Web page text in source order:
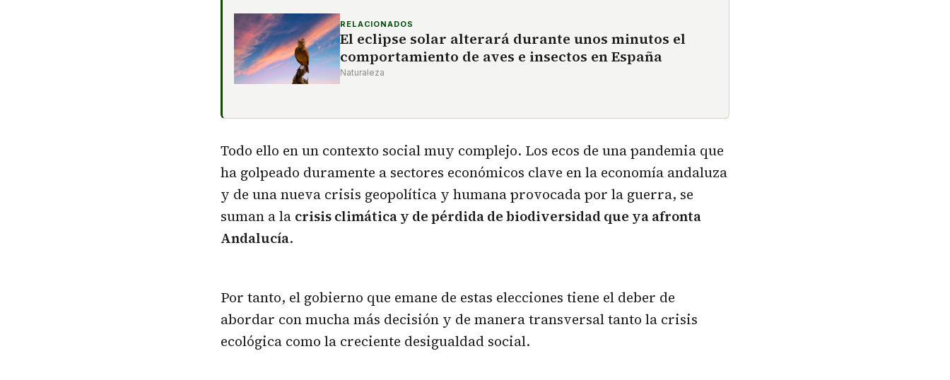
RELACIONADOS
El eclipse solar alterará durante unos minutos el
comportamiento de aves e insectos en España
Naturaleza
Todo ello en un contexto social muy complejo. Los ecos de una pandemia que
ha golpeado duramente a sectores económicos clave en la economía andaluza
y de una nueva crisis geopolítica y humana provocada por la guerra, se
suman a la crisis climática y de pérdida de biodiversidad que ya afronta
Andalucía.
Por tanto, el gobierno que emane de estas elecciones tiene el deber de
abordar con mucha más decisión y de manera transversal tanto la crisis
ecológica como la creciente desigualdad social.